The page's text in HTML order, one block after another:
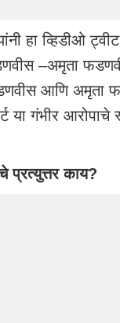
हा व्हिडीओ
–अमृता
आणि अमृता
या गंभीर आरोपाचे
प्रत्युत्तर काय?